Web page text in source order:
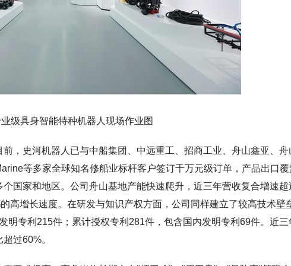
级具身智能特种机器人现场作业图
，史河机器人已与中船集团、中远重工、招商工业、舟山鑫亚、舟
等多家全球知名修船业标杆客户签订千万元级订单，产品出口
国家和地区。公司舟山基地产能快速爬升，近三年营收复合增速超
高增长速度。在研发与知识产权方面，公司同样建立了较高技术壁
明专利215件；累计授权专利281件，包含国内发明专利69件。近三
过60%。